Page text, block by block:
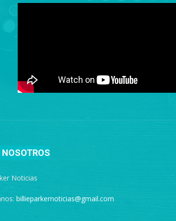
NOSOTROS
Noticias
billieparkernoticias@gmail.com